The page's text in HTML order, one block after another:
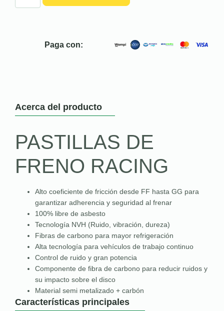
Paga con:
Acerca del producto
PASTILLAS DE
FRENO RACING
Alto coeficiente de fricción desde FF hasta GG para
garantizar adherencia y seguridad al frenar
100% libre de asbesto
Tecnología NVH (Ruido, vibración, dureza)
Fibras de carbono para mayor refrigeración
Alta tecnología para vehículos de trabajo continuo
Control de ruido y gran potencia
Componente de fibra de carbono para reducir ruidos y
su impacto sobre el disco
Material semi metalizado + carbón
Características principales